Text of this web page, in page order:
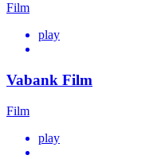
Film
play
Vabank Film
Film
play